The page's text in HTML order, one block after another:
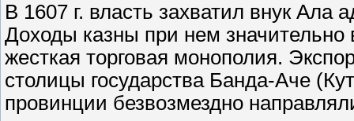
В 1607 г. власть захватил внук
Доходы казны при нем
жесткая торговая монополия.
столицы государства Банда-Аче
провинции безвозмездно